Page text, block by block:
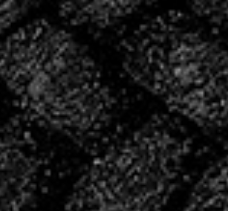
20 ANS D’HISTOIRE,
ÉCRIVONS LA SUITE
ENSEMBLE
2004 – 2024
INSCRIVEZ
VOUS POUR LA
SAISON